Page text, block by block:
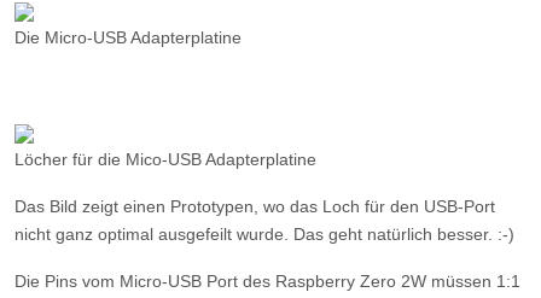
Die Micro-USB Adapterplatine
Löcher für die Mico-USB Adapterplatine
Das Bild zeigt einen Prototypen, wo das Loch für den USB-Port
nicht ganz optimal ausgefeilt wurde. Das geht natürlich besser. :-)
Die Pins vom Micro-USB Port des Raspberry Zero 2W müssen 1:1